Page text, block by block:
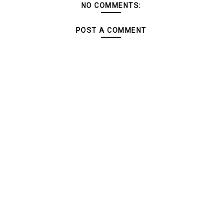
NO COMMENTS:
POST A COMMENT